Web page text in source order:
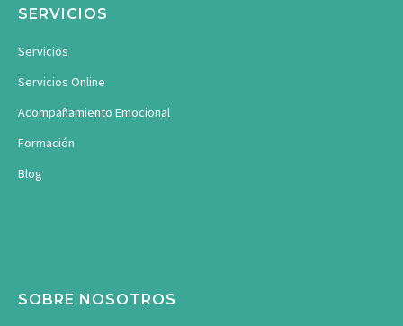
SERVICIOS
Servicios
Servicios Online
Acompañamiento Emocional
Formación
Blog
SOBRE NOSOTROS